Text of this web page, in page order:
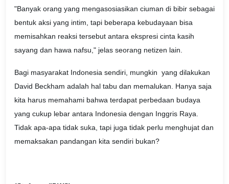
"Banyak orang yang mengasosiasikan ciuman di bibir sebagai
bentuk aksi yang intim, tapi beberapa kebudayaan bisa
memisahkan reaksi tersebut antara ekspresi cinta kasih
sayang dan hawa nafsu," jelas seorang netizen lain.
Bagi masyarakat Indonesia sendiri, mungkin yang dilakukan
David Beckham adalah hal tabu dan memalukan. Hanya saja
kita harus memahami bahwa terdapat perbedaan budaya
yang cukup lebar antara Indonesia dengan Inggris Raya.
Tidak apa-apa tidak suka, tapi juga tidak perlu menghujat dan
memaksakan pandangan kita sendiri bukan?